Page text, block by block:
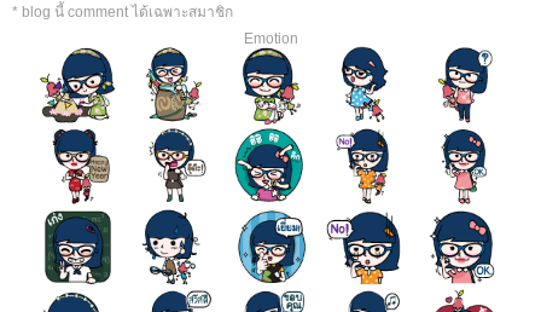
* blog นี้ comment ได้เฉพาะสมาชิก
Emotion